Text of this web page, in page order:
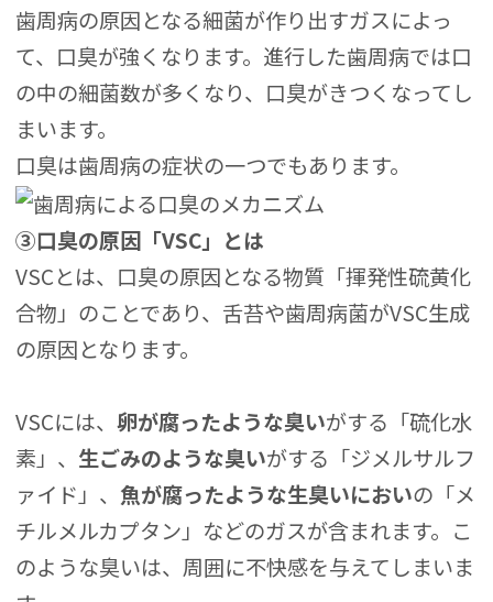
歯周病の原因となる細菌が作り出すガスによっ
て、口臭が強くなります。進行した歯周病では口
の中の細菌数が多くなり、口臭がきつくなってし
まいます。
口臭は歯周病の症状の一つでもあります。
③口臭の原因「VSC」とは
VSCとは、口臭の原因となる物質「揮発性硫黄化
合物」のことであり、舌苔や歯周病菌がVSC生成
の原因となります。
VSCには、卵が腐ったような臭いがする「硫化水
素」、 生ごみのような臭いがする「ジメルサルフ
ァイド」、 魚が腐ったような生臭いにおいの「メ
チルメルカプタン」などのガスが含まれます。こ
のような臭いは、周囲に不快感を与えてしまいま